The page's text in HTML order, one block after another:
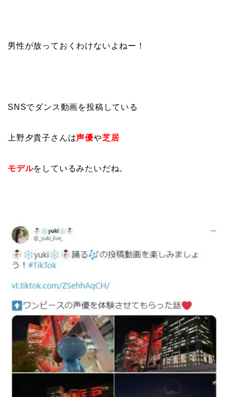
男性が放っておくわけないよねー！
SNSでダンス動画を投稿している
上野夕貴子さんは声優や芝居
モデルをしているみたいだね。